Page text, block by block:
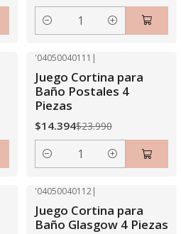
Cantidad
'04050040111 |
Juego Cortina para
Baño Postales 4
Piezas
$14.394$23.990
Cantidad
'04050040112|
Juego Cortina para
Baño Glasgow 4 Piezas